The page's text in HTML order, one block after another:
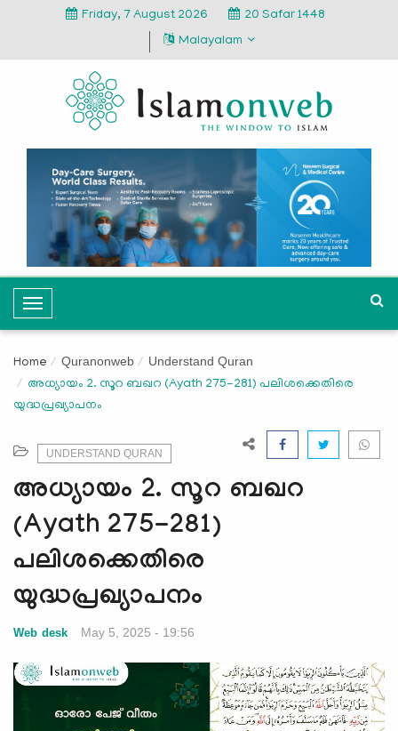
Friday, 7 August 2026
20 Safar 1448
Malayalam
T
o
g
l
e
v
i
g
t
i
o
n
Home Quranonweb Understand Quran
അധ്യായം 2. സൂറ ബഖറ (Ayath 275-281) പലിശക്കെതിരെ
യുദ്ധപ്രഖ്യാപനം
UNDERSTAND QURAN
അധ്യായം 2. സൂറ ബഖറ
(Ayath 275-281)
പലിശക്കെതിരെ
യുദ്ധപ്രഖ്യാപനം
Web desk May 5, 2025 - 19:56